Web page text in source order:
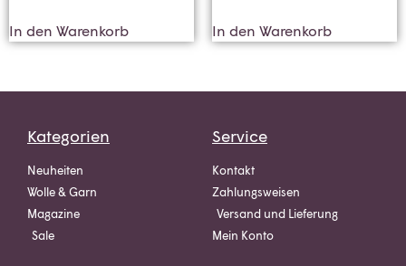
In den Warenkorb In den Warenkorb
Kategorien
Neuheiten
Wolle & Garn
Magazine
Sale
Service
Kontakt
Zahlungsweisen
Versand und Lieferung
Mein Konto